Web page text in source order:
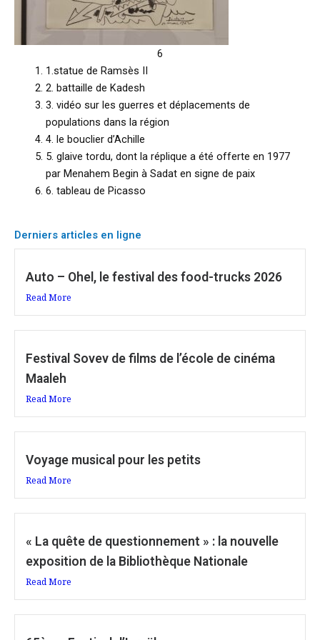
6
1.statue de Ramsès II
2. battaille de Kadesh
3. vidéo sur les guerres et déplacements de
populations dans la région
4. le bouclier d’Achille
5. glaive tordu, dont la réplique a été offerte en 1977
par Menahem Begin à Sadat en signe de paix
6. tableau de Picasso
Derniers articles en ligne
Auto – Ohel, le festival des food-trucks 2026
Read More
Festival Sovev de films de l’école de cinéma
Maaleh
Read More
Voyage musical pour les petits
Read More
« La quête de questionnement » : la nouvelle
exposition de la Bibliothèque Nationale
Read More